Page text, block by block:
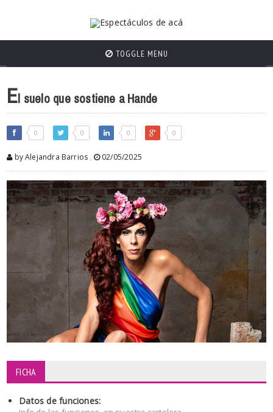
TOGGLE MENU
El suelo que sostiene a Hande
0 0 0 0
by Alejandra Barrios , 02/05/2025
FICHA
Datos de funciones: